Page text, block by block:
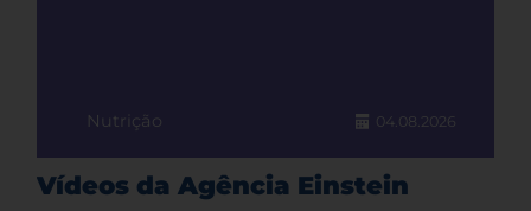
Nutrição 04.08.2026
Vídeos da Agência Einstein